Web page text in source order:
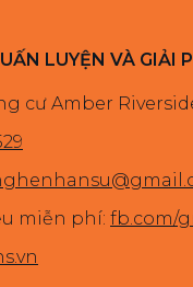
LUYỆN VÀ GIẢI
cư Amber
miễn phí: fb.com/